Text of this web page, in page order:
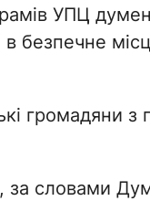
УПЦ
в безпечне
громадяни
за словами